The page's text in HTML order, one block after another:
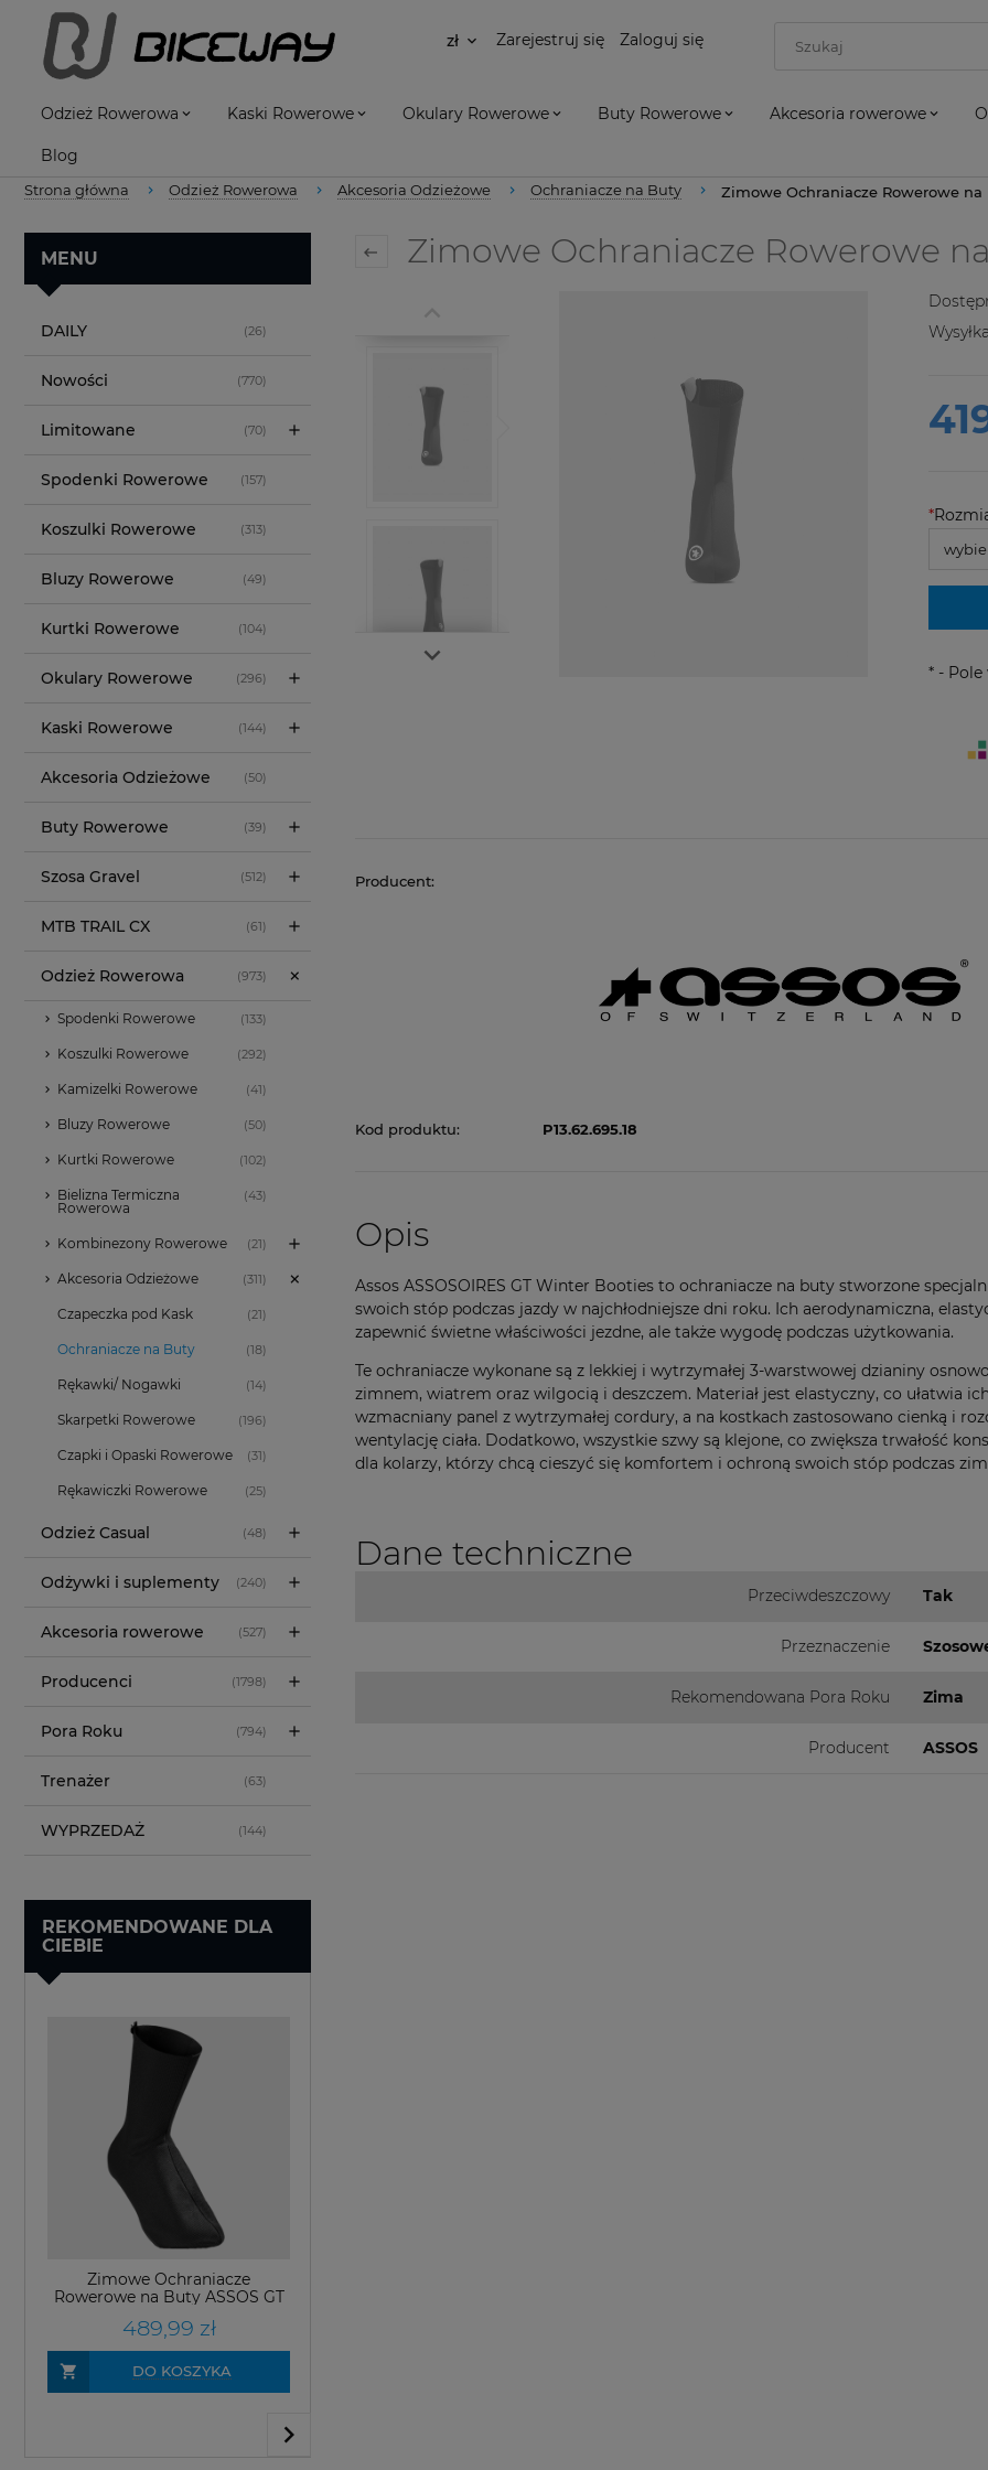
Zarejestruj się Zaloguj się
Odzież Rowerowa Kaski Rowerowe Okulary Rowerowe Buty Rowerowe Akcesoria rowerowe
Blog
Strona główna Odzież Rowerowa Akcesoria Odzieżowe Ochraniacze na Buty Zimowe Ochraniacze Rowerowe na
MENU
DAILY (26)
Nowości (770)
Limitowane (70)
Spodenki Rowerowe (157)
Koszulki Rowerowe (313)
Bluzy Rowerowe (49)
Kurtki Rowerowe (104)
Okulary Rowerowe (296)
Kaski Rowerowe (144)
Akcesoria Odzieżowe (50)
Buty Rowerowe (39)
Szosa Gravel (512)
MTB TRAIL CX (61)
Odzież Rowerowa (973)
Spodenki Rowerowe (133)
Koszulki Rowerowe (292)
Kamizelki Rowerowe (41)
Bluzy Rowerowe (50)
Kurtki Rowerowe (102)
Bielizna Termiczna
Rowerowa
(43)
Kombinezony Rowerowe (21)
Akcesoria Odzieżowe (311)
Czapeczka pod Kask (21)
Ochraniacze na Buty (18)
Rękawki/ Nogawki (14)
Skarpetki Rowerowe (196)
Czapki i Opaski Rowerowe (31)
Rękawiczki Rowerowe (25)
Odzież Casual (48)
Odżywki i suplementy (240)
Akcesoria rowerowe (527)
Producenci (1798)
Pora Roku (794)
Trenażer (63)
WYPRZEDAŻ (144)
REKOMENDOWANE DLA
CIEBIE
Zimowe Ochraniacze
Rowerowe na Buty ASSOS GT
489,99 zł
DO KOSZYKA
Zimowe Ochraniacze Rowerowe
*
* -
Producent:
Kod produktu: P13.62.695.18
Opis
Assos ASSOSOIRES GT Winter Booties to ochraniacze na buty stworzone
swoich stóp podczas jazdy w najchłodniejsze dni roku. Ich aerodynamiczna,
zapewnić świetne właściwości jezdne, ale także wygodę podczas użytkowania.
Te ochraniacze wykonane są z lekkiej i wytrzymałej 3-warstwowej dzianiny
zimnem, wiatrem oraz wilgocią i deszczem. Materiał jest elastyczny, co ułatwia
wzmacniany panel z wytrzymałej cordury, a na kostkach zastosowano cienką i
wentylację ciała. Dodatkowo, wszystkie szwy są klejone, co zwiększa trwałość
dla kolarzy, którzy chcą cieszyć się komfortem i ochroną swoich stóp podczas
Dane techniczne
Przeciwdeszczowy Tak
Przeznaczenie
Rekomendowana Pora Roku Zima
Producent ASSOS